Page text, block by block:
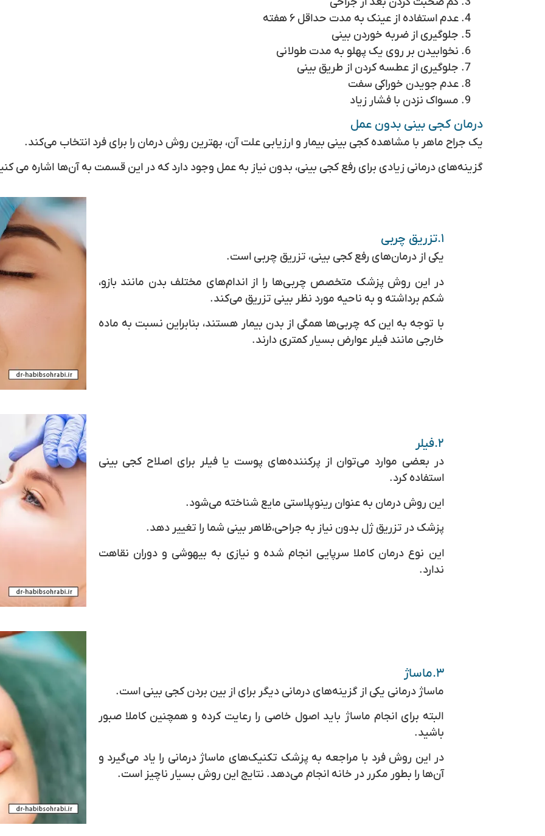
عدم استفاده از عینک به مدت حداقل ۶ هفته
جلوگیری از ضربه خوردن بینی
نخوابیدن بر روی یک پهلو به مدت طولانی
جلوگیری از عطسه کردن از طریق بینی
عدم جویدن خوراکی سفت
مسواک نزدن با فشار زیاد
درمان کجی بینی بدون عمل
یک جراح ماهر با مشاهده کجی بینی بیمار و ارزیابی علت آن، بهترین روش درمان را برای فرد انتخاب می‌کند.
گزینه‌های درمانی زیادی برای رفع کجی بینی، بدون نیاز به عمل وجود دارد که در این قسمت به آن‌ها اشاره می
۱.تزریق چربی
یکی از درمان‌های رفع کجی بینی، تزریق چربی است.
در این روش پزشک متخصص چربی‌ها را از اندام‌های مختلف بدن مانند بازو،
شکم برداشته و به ناحیه مورد نظر بینی تزریق می‌کند.
با توجه به این که چربی‌ها همگی از بدن بیمار هستند، بنابراین نسبت به ماده
خارجی مانند فیلر عوارض بسیار کمتری دارند.
۲.فیلر
در بعضی موارد می‌توان از پرکننده‌های پوست یا فیلر برای اصلاح کجی بینی
استفاده کرد.
این روش درمان به عنوان رینوپلاستی مایع شناخته می‌شود.
پزشک در تزریق ژل بدون نیاز به جراحی،ظاهر بینی شما را تغییر دهد.
این نوع درمان کاملا سرپایی انجام شده و نیازی به بیهوشی و دوران نقاهت
ندارد.
۳.ماساژ
ماساژ درمانی یکی از گزینه‌های درمانی دیگر برای از بین بردن کجی بینی است.
البته برای انجام ماساژ باید اصول خاصی را رعایت کرده و همچنین کاملا صبور
باشید.
در این روش فرد با مراجعه به پزشک تکنیک‌های ماساژ درمانی را یاد می‌گیرد و
آن‌ها را بطور مکرر در خانه انجام می‌دهد. نتایج این روش بسیار ناچیز است.